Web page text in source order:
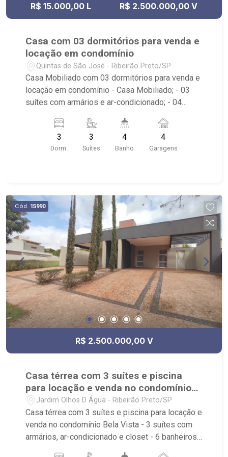
R$ 15.000,00 L R$ 2.500.000,00 V
Casa com 03 dormitórios para venda e
locação em condomínio
Quintas de São José - Ribeirão Preto/SP
Casa Mobiliado com 03 dormitórios para venda e
locação em condomínio - Casa Mobiliado; - 03
suítes com armários e ar-condicionado; - 04
Lavabo; - Cozinha planejada; - Área de Serviço
com armários; - Sacada; - Jardim / Paisagismo; -
Iluminação; - 04 vagas de garagem; - Condomínio
3
Dorm.
3
Suítes
4
Banho
4
Garagens
Cód. 15990
R$ 2.500.000,00 V
Casa térrea com 3 suítes e piscina
para locação e venda no condomínio
Bela Vista
Jardim Olhos D Água - Ribeirão Preto/SP
Casa térrea com 3 suítes e piscina para locação e
venda no condomínio Bela Vista - 3 suítes com
armários, ar-condicionado e closet - 6 banheiros